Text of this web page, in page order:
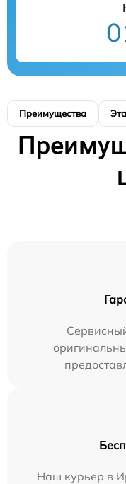
Преимущества
Наш курьер в